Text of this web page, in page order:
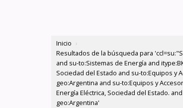
Inicio ›
Resultados de la búsqueda para
and su-to:Sistemas de Energía and
Sociedad del Estado and su-to:Equipos y
geo:Argentina and su-to:Equipos y
Energía Eléctrica, Sociedad del Estado.
geo:Argentina'